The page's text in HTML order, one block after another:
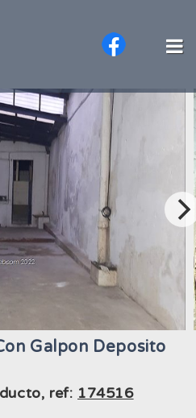
Galpon Deposito
ref: 174516